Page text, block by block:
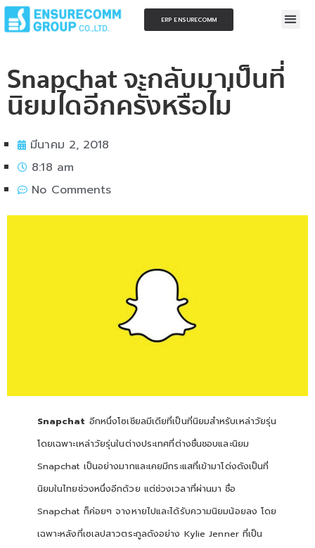
ERP ENSURECOMM
Snapchat จะกลับมาเป็นที่
นิยมได้อีกครั้งหรือไม่
มีนาคม 2, 2018
8:18 am
No Comments
Snapchat อีกหนึ่งโซเชียลมีเดียที่เป็นที่นิยมสำหรับเหล่าวัยรุ่น
โดยเฉพาะเหล่าวัยรุ่นในต่างประเทศที่ต่างชื่นชอบและนิยม
Snapchat เป็นอย่างมากและเคยมีกระแสที่เข้ามาโด่งดังเป็นที่
นิยมในไทยช่วงหนึ่งอีกด้วย แต่ช่วงเวลาที่ผ่านมา ชื่อ
Snapchat ก็ค่อยๆ จางหายไปและได้รับความนิยมน้อยลง โดย
เฉพาะหลังที่เซเลปสาวตระกูลดังอย่าง Kylie Jenner ที่เป็น